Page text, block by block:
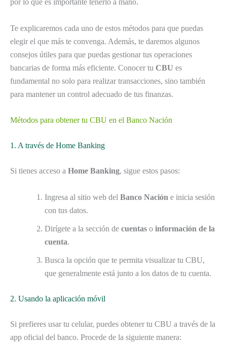
por lo que es importante tenerlo a mano.
Te explicaremos cada uno de estos métodos para que puedas
elegir el que más te convenga. Además, te daremos algunos
consejos útiles para que puedas gestionar tus operaciones
bancarias de forma más eficiente. Conocer tu CBU es
fundamental no solo para realizar transacciones, sino también
para mantener un control adecuado de tus finanzas.
Métodos para obtener tu CBU en el Banco Nación
1. A través de Home Banking
Si tienes acceso a Home Banking, sigue estos pasos:
Ingresa al sitio web del Banco Nación e inicia sesión
con tus datos.
Dirígete a la sección de cuentas o información de la
cuenta.
Busca la opción que te permita visualizar tu CBU,
que generalmente está junto a los datos de tu cuenta.
2. Usando la aplicación móvil
Si prefieres usar tu celular, puedes obtener tu CBU a través de la
app oficial del banco. Procede de la siguiente manera: